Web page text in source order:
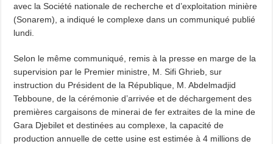
avec la Société nationale de recherche et d’exploitation minière
(Sonarem), a indiqué le complexe dans un communiqué publié
lundi.
Selon le même communiqué, remis à la presse en marge de la
supervision par le Premier ministre, M. Sifi Ghrieb, sur
instruction du Président de la République, M. Abdelmadjid
Tebboune, de la cérémonie d’arrivée et de déchargement des
premières cargaisons de minerai de fer extraites de la mine de
Gara Djebilet et destinées au complexe, la capacité de
production annuelle de cette usine est estimée à 4 millions de